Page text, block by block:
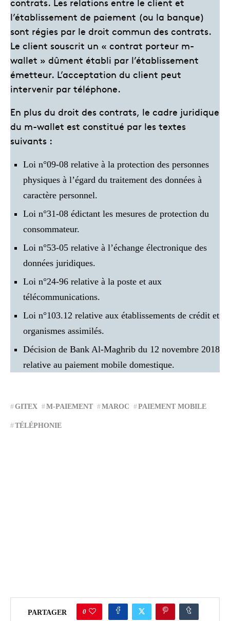
l’établissement de paiement (ou la banque)
sont régies par le droit commun des contrats.
Le client souscrit un « contrat porteur m-
wallet » dûment établi par l’établissement
émetteur. L’acceptation du client peut
intervenir par téléphone.
En plus du droit des contrats, le cadre juridique
du m-wallet est constitué par les textes
suivants :
Loi n°09-08 relative à la protection des personnes
physiques à l’égard du traitement des données à
caractère personnel.
Loi n°31-08 édictant les mesures de protection du
consommateur.
Loi n°53-05 relative à l’échange électronique des
données juridiques.
Loi n°24-96 relative à la poste et aux
télécommunications.
Loi n°103.12 relative aux établissements de crédit et
organismes assimilés.
Décision de Bank Al-Maghrib du 12 novembre 2018
relative au paiement mobile domestique.
GITEX M-PAIEMENT MAROC PAIEMENT MOBILE
TÉLÉPHONIE
PARTAGER 0